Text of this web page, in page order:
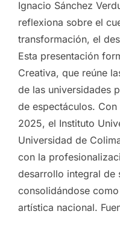
Ignacio Sánchez
reflexiona sobre el
transformación, el
Esta presentación
Creativa, que reúne
de las universidades
de espectáculos. Con
2025, el Instituto
Universidad de
con la
desarrollo integral de
consolidándose
artística nacional.